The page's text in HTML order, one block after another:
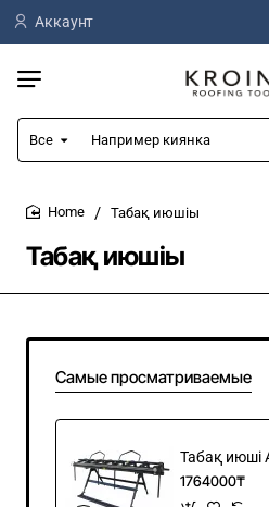
Аккаунт
Все
Например
киянка
Табақ июшіы
Табақ июшіы
Самые просматриваемые
Табақ июші
1764000₸